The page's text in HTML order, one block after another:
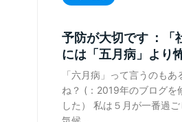
予防が大切です ：「
には「五月病」より
「六月病」って言うのもあ
ね？ (：2019年のブログを
した） 私は５月が一番過